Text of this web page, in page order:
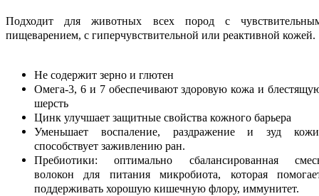
Подходит для животных всех пород с
пищеварением, с гиперчувствительной или реактивной кожей.
Не содержит зерно и глютен
Омега-3, 6 и 7 обеспечивают здоровую кожа и
шерсть
Цинк улучшает защитные свойства кожного барьера
Уменьшает воспаление, раздражение и зуд
способствует заживлению ран.
Пребиотики: оптимально сбалансированная
волокон для питания микробиота, которая
поддерживать хорошую кишечную флору, иммунитет.